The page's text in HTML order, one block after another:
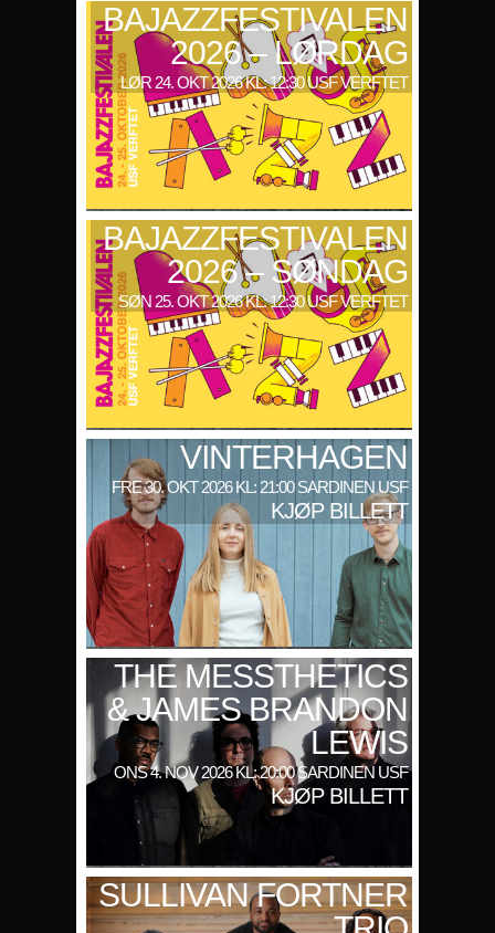
BAJAZZFESTIVALEN
2026 – LØRDAG
LØR 24. OKT 2026 KL: 12:30 USF VERFTET
BAJAZZFESTIVALEN
2026 – SØNDAG
SØN 25. OKT 2026 KL: 12:30 USF VERFTET
VINTERHAGEN
FRE 30. OKT 2026 KL: 21:00 SARDINEN USF
KJØP BILLETT
THE MESSTHETICS
& JAMES BRANDON
LEWIS
ONS 4. NOV 2026 KL: 20:00 SARDINEN USF
KJØP BILLETT
SULLIVAN FORTNER